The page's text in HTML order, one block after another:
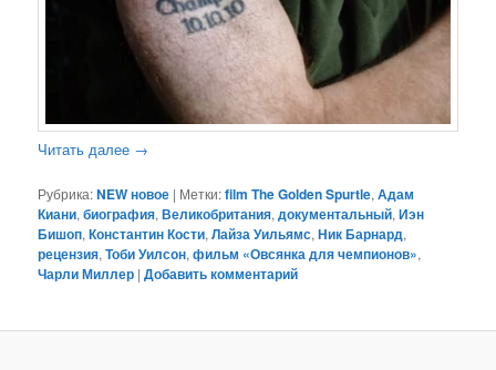
Читать далее →
Рубрика:NEW новое | Метки:film The Golden Spurtle,Адам
Киани,биография,Великобритания,документальный,Иэн
Бишоп,Константин Кости,Лайза Уильямс,Ник Барнард,
рецензия,Тоби Уилсон,фильм «Овсянка для чемпионов»,
Чарли Миллер |Добавить комментарий